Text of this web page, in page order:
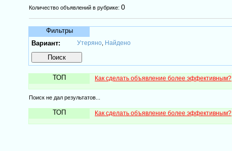
Количество объявлений в рубрике:0
Фильтры
Вариант:
Утеряно Найдено
ТОП Как сделать объявление более эффективным?
Поиск не дал результатов...
ТОП Как сделать объявление более эффективным?